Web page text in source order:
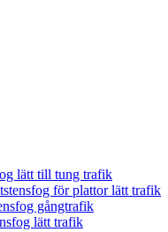
lätt till tung trafik
för plattor lätt trafik
gångtrafik
lätt trafik